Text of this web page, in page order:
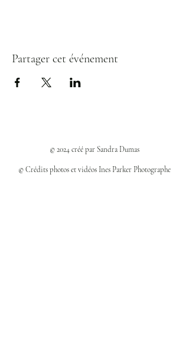
Partager cet événement
© 2024 créé par Sandra Dumas
© Crédits photos et vidéos Ines Parker Photographe